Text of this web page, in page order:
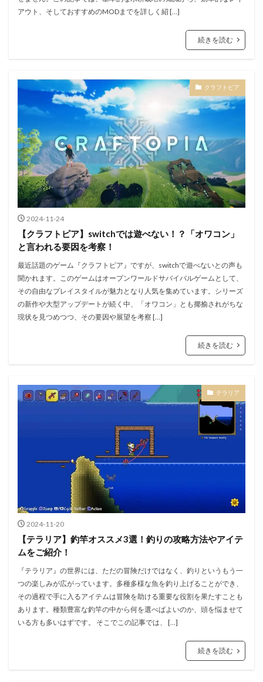
アウト、そしておすすめのMODまでを詳しく紹 […]
続きを読む
クラフトピア
2024-11-24
【クラフトピア】switchでは遊べない！？「オワコン」
と言われる要因を考察！
最近話題のゲーム『クラフトピア』ですが、switchで遊べないとの声も
聞かれます。このゲームはオープンワールドサバイバルゲームとして、
その自由なプレイスタイルが魅力となり人気を集めています。シリーズ
の新作や大型アップデートが続く中、「オワコン」とも揶揄されがちな
現状を見つめつつ、その要因や展望を考察 […]
続きを読む
テラリア
2024-11-20
【テラリア】釣竿オススメ3選！釣りの攻略方法やアイテ
ムをご紹介！
『テラリア』の世界には、ただの冒険だけではなく、釣りというもう一
つの楽しみが広がっています。多種多様な魚を釣り上げることができ、
その過程で手に入るアイテムは冒険を助ける重要な役割を果たすことも
あります。種類豊富な釣竿の中から何を選べばよいのか、頭を悩ませて
いる方も多いはずです。 そこでこの記事では、 […]
続きを読む